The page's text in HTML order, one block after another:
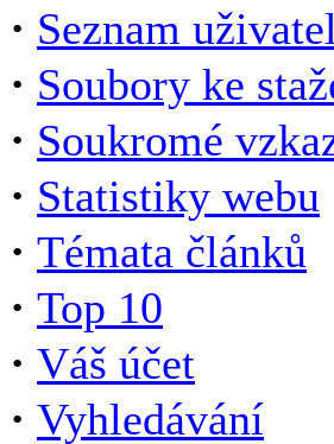
· Seznam
· Soubory ke
· Soukromé
· Statistiky webu
· Témata článků
· Top 10
· Váš účet
· Vyhledávání